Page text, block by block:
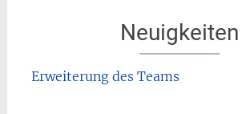
Neuigkeiten
Erweiterung des Teams